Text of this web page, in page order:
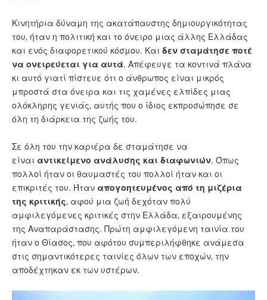
Κινητήρια δύναμη της ακατάπαυστης δημιουργικότητας
του, ήταν η πολιτική και το όνειρο μιας άλλης Ελλάδας
και ενός διαφορετικού κόσμου. Και δεν σταμάτησε ποτέ
να ονειρεύεται για αυτά. Απέφευγε τα κοντινά πλάνα
κι αυτό γιατί πίστευε ότι ο άνθρωπος είναι μικρός
μπροστά στα όνειρα και τις χαμένες ελπίδες μιας
ολόκληρης γενιάς, αυτής που ο ίδιος εκπροσώπησε σε
όλη τη διάρκεια της ζωής του.
Σε όλη του την καριέρα δε σταμάτησε να
είναι αντικείμενο ανάλυσης και διαφωνιών. Όπως
πολλοί ήταν οι θαυμαστές του πολλοί ήταν και οι
επικριτές του. Ήταν απογοητευμένος από τη μιζέρια
της κριτικής, αφού μια ζωή δεχόταν πολύ
αμφιλεγόμενες κριτικές στην Ελλάδα, εξαιρουμένης
της Αναπαράστασης. Πρώτη αμφιλεγόμενη ταινία του
ήταν ο Θίασος, που αφότου συμπεριλήφθηκε ανάμεσα
στις σημαντικότερες ταινίες όλων των εποχών, την
αποδέχτηκαν εκ των υστέρων.